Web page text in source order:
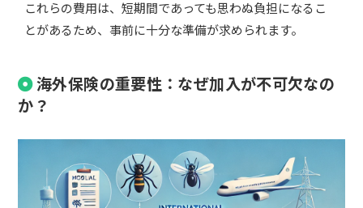
これらの費用は、短期間であっても思わぬ負担になるこ
とがあるため、事前に十分な準備が求められます。
海外保険の重要性：なぜ加入が不可欠なの
か？